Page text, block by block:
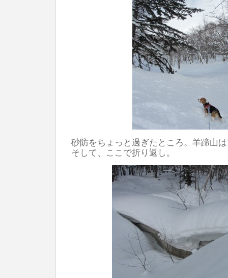
砂防をちょっと過ぎたところ。羊蹄山
そして、ここで折り返し。